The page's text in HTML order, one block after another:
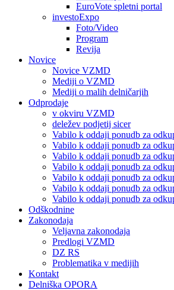
EuroVote spletni portal
investoExpo
Foto/Video
Program
Revija
Novice
Novice VZMD
Mediji o VZMD
Mediji o malih delničarjih
Odprodaje
v okviru VZMD
deležev podjetij sicer
Vabilo k oddaji ponudb za
Vabilo k oddaji ponudb za
Vabilo k oddaji ponudb za
Vabilo k oddaji ponudb za
Vabilo k oddaji ponudb za
Vabilo k oddaji ponudb za
Vabilo k oddaji ponudb za
Odškodnine
Zakonodaja
Veljavna zakonodaja
Predlogi VZMD
DZ RS
Problematika v medijih
Kontakt
Delniška OPORA